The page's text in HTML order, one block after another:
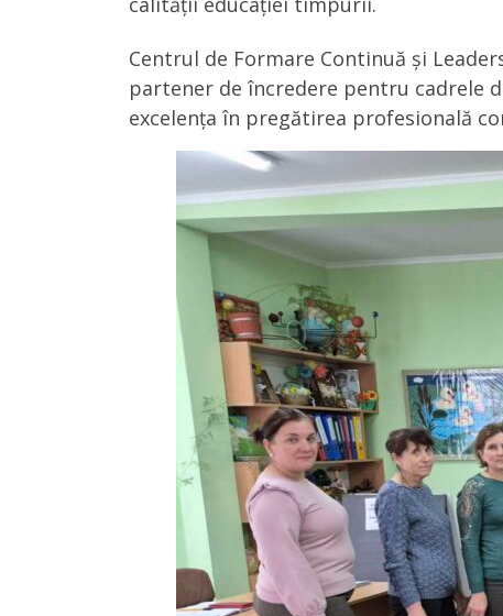
Centrul de Formare Continuă și
partener de încredere pentru cadrele
excelența în pregătirea profesională